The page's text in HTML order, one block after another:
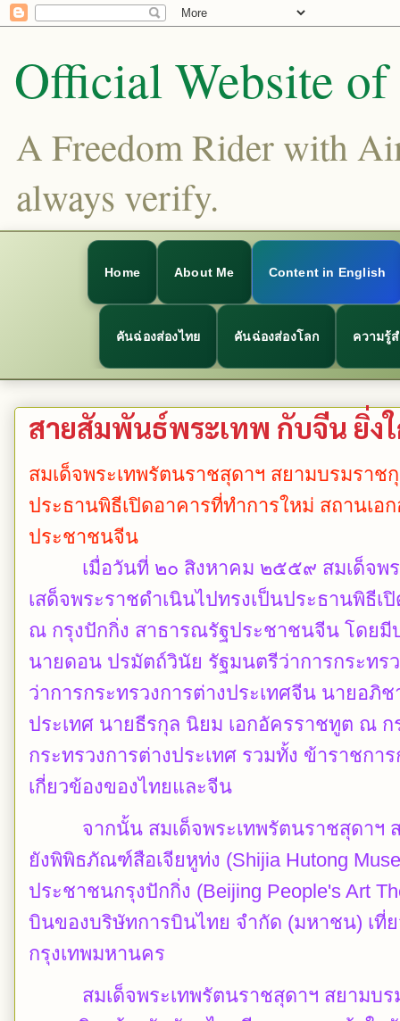
Official Website
A Freedom Rider with
always verify.
Home About Me Content in English
คันฉ่องส่องไทย คันฉ่องส่องโลก ความรู้
สายสัมพันธ์พระเทพ กับจีน ยิ่ง
สมเด็จพระเทพรัตนราชสุดาฯ สยามบรมราช
ประธานพิธีเปิดอาคารที่ทำการใหม่ สถานเ
ประชาชนจีน
เมื่อวันที่ ๒๐ สิงหาคม ๒๕๕๙ สมเด็จพระ
เสด็จพระราชดำเนินไปทรงเป็นประธานพิธี
ณ กรุงปักกิ่ง สาธารณรัฐประชาชนจีน โดยมี
นายดอน ปรมัตถ์วินัย รัฐมนตรีว่าการกระทร
ว่าการกระทรวงการต่างประเทศจีน นายอภิ
ประเทศ นายธีรกุล นิยม เอกอัครราชทูต ณ
กระทรวงการต่างประเทศ รวมทั้ง ข้าราชกา
เกี่ยวข้องของไทยและจีน
จากนั้น สมเด็จพระเทพรัตนราชสุดาฯ ส
ยังพิพิธภัณฑ์สือเจียหูท่ง (Shijia Hutong
ประชาชนกรุงปักกิ่ง (Beijing People's Art
บินของบริษัทการบินไทย จำกัด (มหาชน) เที่
กรุงเทพมหานคร
สมเด็จพระเทพรัตนราชสุดาฯ สยามบร